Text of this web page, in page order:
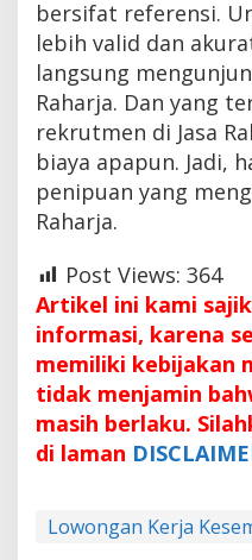
bersifat referensi.
lebih valid dan
langsung
Raharja. Dan yang
rekrutmen di Jasa
biaya apapun. Jadi,
penipuan yang
Raharja.
Post Views: 364
Artikel ini kami
informasi, karena
memiliki kebijakan
tidak menjamin
masih berlaku.
di laman
Lowongan Kerja